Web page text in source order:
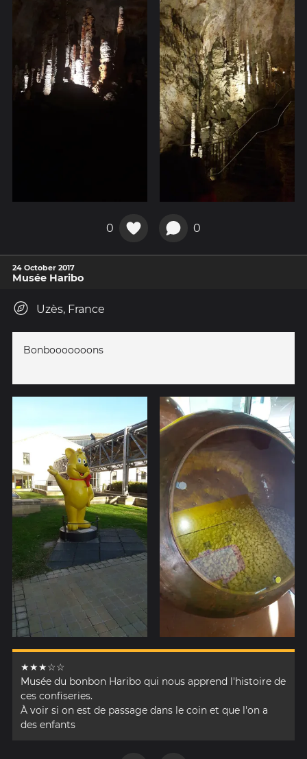
0 0
24 October 2017
Musée Haribo
Uzès, France
Bonbooooooons
★★★☆☆
Musée du bonbon Haribo qui nous apprend l'histoire de
ces confiseries.
À voir si on est de passage dans le coin et que l'on a
des enfants